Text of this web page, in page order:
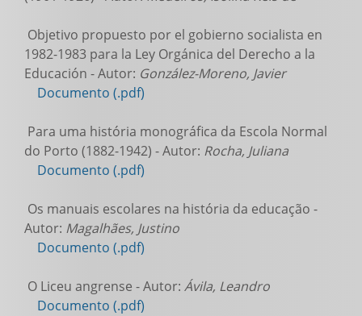
Objetivo propuesto por el gobierno socialista en
1982-1983 para la Ley Orgánica del Derecho a la
Educación - Autor: González-Moreno, Javier
Documento (.pdf)
Para uma história monográfica da Escola Normal
do Porto (1882-1942) - Autor: Rocha, Juliana
Documento (.pdf)
Os manuais escolares na história da educação -
Autor: Magalhães, Justino
Documento (.pdf)
O Liceu angrense - Autor: Ávila, Leandro
Documento (.pdf)